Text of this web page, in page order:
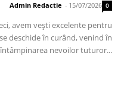
Admin Redactie - 15/07/2026 0
avem vești excelente pentru
deschide în curând, venind în
întâmpinarea nevoilor tuturor...